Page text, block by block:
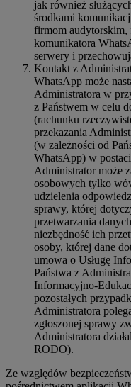
jak również
środkami
firmom
komunikatora
serwery i
Kontakt z
WhatsApp może
Administratora w
z Państwem w celu
(rachunku
przekazania
(w zależności od
WhatsApp) w
Administrator może
osobowych tylko
udzielenia
sprawy, której
przetwarzania
niezbędność ich
osoby, której dane
umowa o Usługę
Państwa z
Informacyjno-
pozostałych
Administratora
zgłoszonej sprawy
Administratora
RODO).
Ze względów